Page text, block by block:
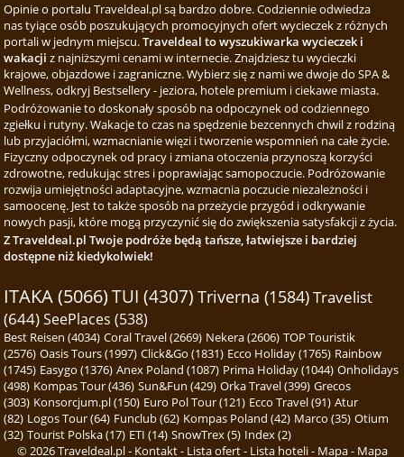
Opinie o portalu Traveldeal.pl są bardzo dobre. Codziennie odwiedza
nas tyiące osób poszukujących promocyjnych ofert wycieczek z różnych
portali w jednym miejscu.Traveldeal to wyszukiwarka wycieczek i
wakacji z najniższymi cenami w internecie. Znajdziesz tu wycieczki
krajowe, objazdowe i zagraniczne. Wybierz się z nami we dwoje do SPA &
Wellness, odkryj Bestsellery - jeziora, hotele premium i ciekawe miasta.
Podróżowanie to doskonały sposób na odpoczynek od codziennego
zgiełku i rutyny. Wakacje to czas na spędzenie bezcennych chwil z rodziną
lub przyjaciółmi, wzmacnianie więzi i tworzenie wspomnień na całe życie.
Fizyczny odpoczynek od pracy i zmiana otoczenia przynoszą korzyści
zdrowotne, redukując stres i poprawiając samopoczucie. Podróżowanie
rozwija umiejętności adaptacyjne, wzmacnia poczucie niezależności i
samoocenę. Jest to także sposób na przeżycie przygód i odkrywanie
nowych pasji, które mogą przyczynić się do zwiększenia satysfakcji z życia.
Z Traveldeal.pl Twoje podróże będą tańsze, łatwiejsze i bardziej
dostępne niż kiedykolwiek!
ITAKA (5066)TUI (4307) Triverna (1584)Travelist
(644) SeePlaces (538)
Best Reisen (4034) Coral Travel (2669) Nekera (2606) TOP Touristik
(2576) Oasis Tours (1997) Click&Go (1831) Ecco Holiday (1765) Rainbow
(1745) Easygo (1376) Anex Poland (1087) Prima Holiday (1044) Onholidays
(498) Kompas Tour (436) Sun&Fun (429) Orka Travel (399) Grecos
(303) Konsorcjum.pl (150) Euro Pol Tour (121) Ecco Travel (91) Atur
(82) Logos Tour (64) Funclub (62) Kompas Poland (42) Marco (35) Otium
(32) Tourist Polska (17) ETI (14) SnowTrex (5) Index (2)
© 2026Traveldeal.pl- Kontakt- Lista ofert- Lista hoteli- Mapa- Mapa